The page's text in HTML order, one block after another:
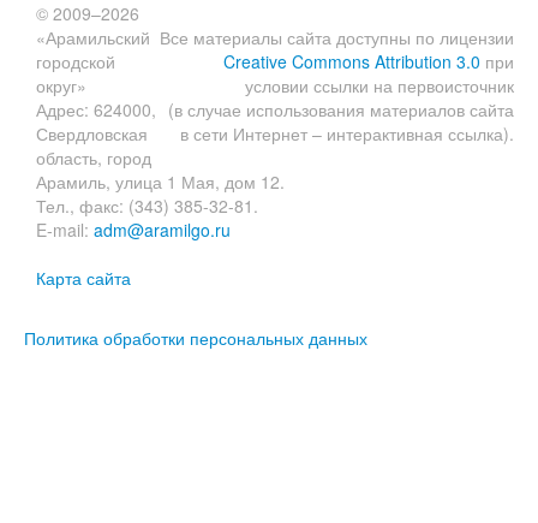
Все материалы сайта доступны по лицензии
Creative Commons Attribution 3.0 при
условии ссылки на первоисточник
(в случае использования материалов сайта
в сети Интернет – интерактивная ссылка).
© 2009–2026
«Арамильский
городской
округ»
Адрес: 624000,
Свердловская
область, город
Арамиль, улица 1 Мая, дом 12.
Тел., факс: (343) 385-32-81.
E-mail: adm@aramilgo.ru
Карта сайта
Политика обработки персональных данных